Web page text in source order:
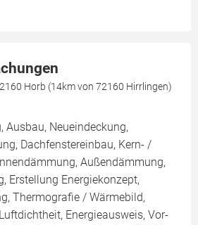
Horb (14km von 72160 Hirrlingen)
Ausbau, Neueindeckung,
Dachfenstereinbau, Kern- /
Außendämmung,
Erstellung Energiekonzept,
Thermografie / Wärmebild,
Energieausweis, Vor-